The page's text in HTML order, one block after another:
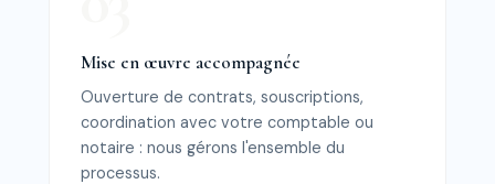
Mise en œuvre accompagnée
Ouverture de contrats, souscriptions,
coordination avec votre comptable ou
notaire : nous gérons l'ensemble du
processus.